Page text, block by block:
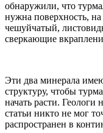
обнаружили, что
нужна поверхность,
чешуйчатый,
сверкающие
Эти два минерала
структуру, чтобы
начать расти. Геологи
статьи никто не мог
распространен в